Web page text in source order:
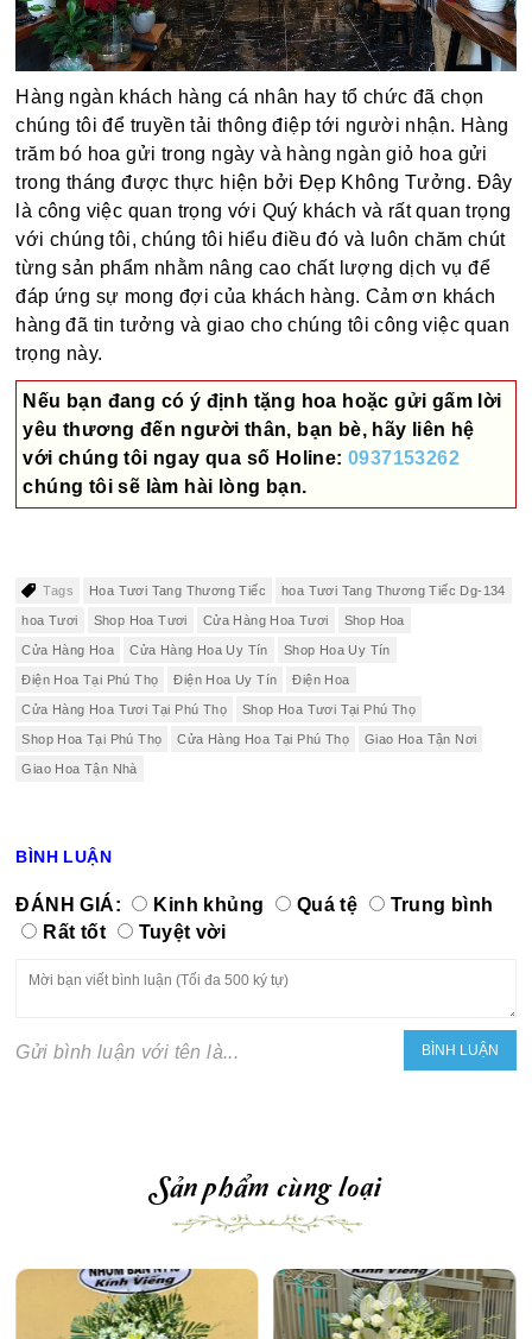
Hàng ngàn khách hàng cá nhân hay tổ chức đã chọn
chúng tôi để truyền tải thông điệp tới người nhận. Hàng
trăm bó hoa gửi trong ngày và hàng ngàn giỏ hoa gửi
trong tháng được thực hiện bởi Đẹp Không Tưởng. Đây
là công việc quan trọng với Quý khách và rất quan trọng
với chúng tôi, chúng tôi hiểu điều đó và luôn chăm chút
từng sản phẩm nhằm nâng cao chất lượng dịch vụ để
đáp ứng sự mong đợi của khách hàng. Cảm ơn khách
hàng đã tin tưởng và giao cho chúng tôi công việc quan
trọng này.
Nếu bạn đang có ý định tặng hoa hoặc gửi gấm lời
yêu thương đến người thân, bạn bè, hãy liên hệ
với chúng tôi ngay qua số Holine:0937153262
chúng tôi sẽ làm hài lòng bạn.
Tags Hoa Tươi Tang Thương Tiếc hoa Tươi Tang Thương Tiếc Dg-134
hoa Tươi Shop Hoa Tươi Cửa Hàng Hoa Tươi Shop Hoa
Cửa Hàng Hoa Cửa Hàng Hoa Uy Tín Shop Hoa Uy Tín
Điện Hoa Tại Phú Thọ Điện Hoa Uy Tín Điện Hoa
Cửa Hàng Hoa Tươi Tại Phú Thọ Shop Hoa Tươi Tại Phú Thọ
Shop Hoa Tại Phú Thọ Cửa Hàng Hoa Tại Phú Thọ Giao Hoa Tận Nơi
Giao Hoa Tận Nhà
BÌNH LUẬN
ĐÁNH GIÁ: Kinh khủng Quá tệ
Trung bình
Rất tốt
Tuyệt vời
Gửi bình luận với tên là...
Sản phẩm cùng loại